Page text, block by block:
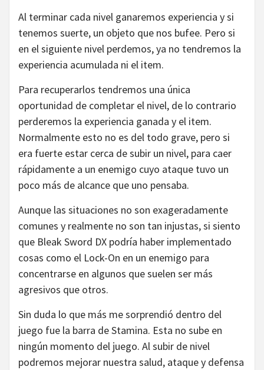
Al terminar cada nivel ganaremos experiencia y si
tenemos suerte, un objeto que nos bufee. Pero si
en el siguiente nivel perdemos, ya no tendremos la
experiencia acumulada ni el item.
Para recuperarlos tendremos una única
oportunidad de completar el nivel, de lo contrario
perderemos la experiencia ganada y el item.
Normalmente esto no es del todo grave, pero si
era fuerte estar cerca de subir un nivel, para caer
rápidamente a un enemigo cuyo ataque tuvo un
poco más de alcance que uno pensaba.
Aunque las situaciones no son exageradamente
comunes y realmente no son tan injustas, si siento
que Bleak Sword DX podría haber implementado
cosas como el Lock-On en un enemigo para
concentrarse en algunos que suelen ser más
agresivos que otros.
Sin duda lo que más me sorprendió dentro del
juego fue la barra de Stamina. Esta no sube en
ningún momento del juego. Al subir de nivel
podremos mejorar nuestra salud, ataque y defensa